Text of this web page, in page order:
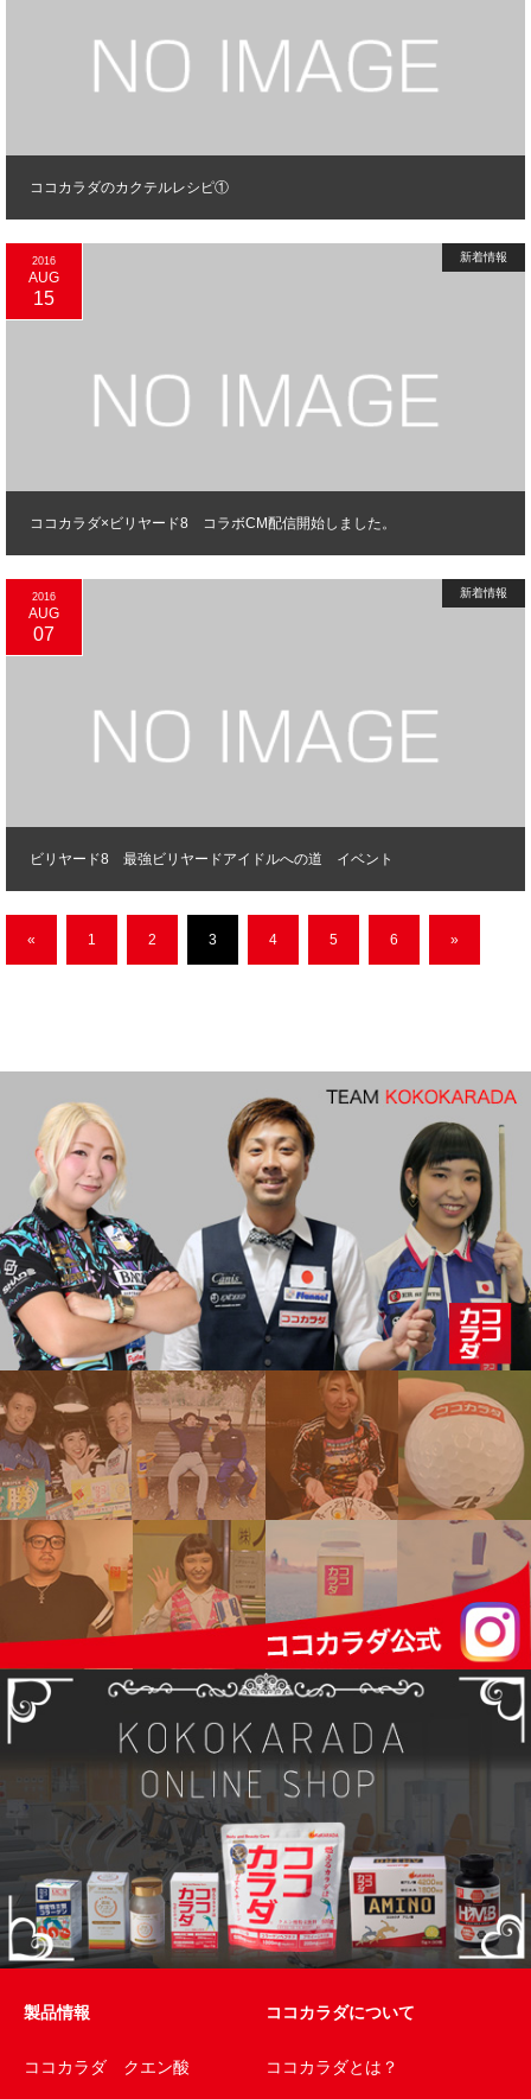
ココカラダのカクテルレシピ①
ココカラダ×ビリヤード8 コラボCM配信開始しました。
2016
AUG
15
新着情報
ビリヤード8 最強ビリヤードアイドルへの道 イベント
2016
AUG
07
新着情報
« 1 2 3 4 5 6 »
製品情報
ココカラダ クエン酸
ココカラダについて
ココカラダとは？